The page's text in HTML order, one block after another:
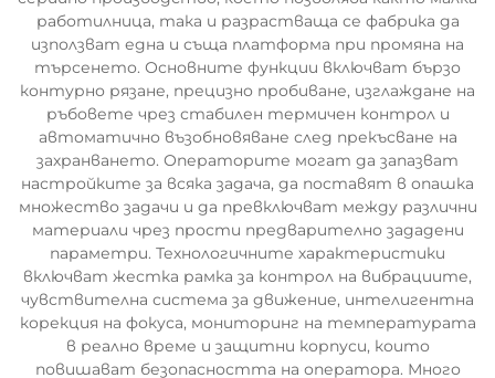
работилница, така и разрастваща се фабрика да
използват една и съща платформа при промяна на
търсенето. Основните функции включват бързо
контурно рязане, прецизно пробиване, изглаждане на
ръбовете чрез стабилен термичен контрол и
автоматично възобновяване след прекъсване на
захранването. Операторите могат да запазват
настройките за всяка задача, да поставят в опашка
множество задачи и да превключват между различни
материали чрез прости предварително зададени
параметри. Технологичните характеристики
включват жестка рамка за контрол на вибрациите,
чувствителна система за движение, интелигентна
корекция на фокуса, мониторинг на температурата
в реално време и защитни корпуси, които
повишават безопасността на оператора. Много